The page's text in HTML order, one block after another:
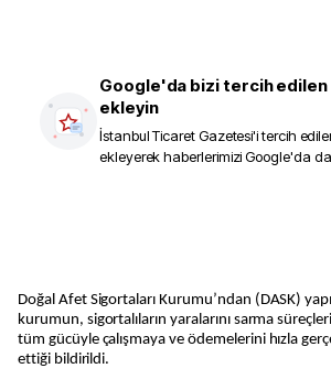
Google'da bizi tercih edilen
ekleyin
İstanbul Ticaret Gazetesi'i tercih
ekleyerek haberlerimizi Google'da
Doğal Afet Sigortaları Kurumu’ndan (DASK)
kurumun, sigortalıların yaralarını sarma
tüm gücüyle çalışmaya ve ödemelerini hızla
ettiği bildirildi.